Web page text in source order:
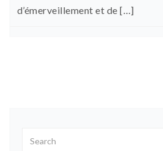
d’émerveillement et de […]